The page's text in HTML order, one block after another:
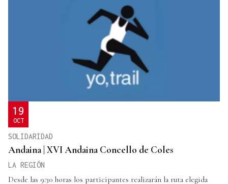
19
OCT
SOLIDARIDAD
Andaina | XVI Andaina Concello de Coles
LA REGIÓN
Desde las 9:30 horas los participantes realizarán la ruta elegida